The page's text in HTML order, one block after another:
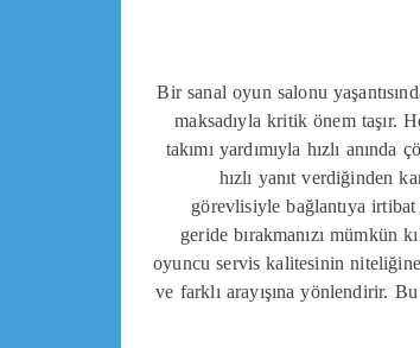
Bir sanal oyun salonu
maksadıyla kritik önem taşır.
takımı yardımıyla hızlı
hızlı yanıt verdiğinden
görevlisiyle bağlantıya irtibat
geride bırakmanızı
oyuncu servis kalitesinin
ve farklı arayışına yönlendirir.